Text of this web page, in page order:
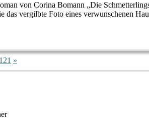
von Corina Bomann „Die
das vergilbte Foto eines verwunschenen
121 Nächste
Beiträge
»